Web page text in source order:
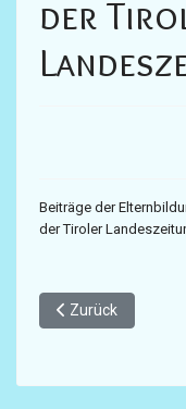
der
Beiträge der
der Tiroler
Vorheriger
Zurück